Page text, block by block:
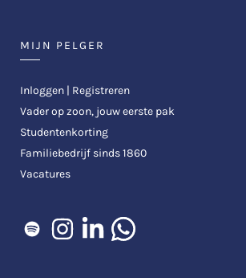
MIJN PELGER
Inloggen | Registreren
Vader op zoon, jouw eerste pak
Studentenkorting
Familiebedrijf sinds 1860
Vacatures